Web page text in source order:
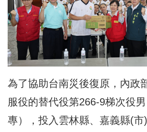
為了協助台南災後復原，內政
服役的替代役第266-9梯次役
專），投入雲林縣、嘉義縣(市